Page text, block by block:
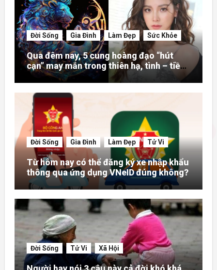
Đời Sống Gia Đình Làm Đẹp Sức Khỏe
Qua đêm nay, 5 cung hoàng đạo “hút
cạn” may mắn trong thiên hạ, tình – tiền
– danh rực rỡ hơn người
Đời Sống Gia Đình Làm Đẹp Tử Vi
Từ hôm nay có thể đăng ký xe nhập khẩu
thông qua ứng dụng VNeID đúng không?
Đời Sống Tử Vi Xã Hội